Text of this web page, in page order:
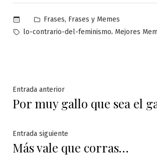
Publicado
en
Frases, Frases y Memes
Etiquetas:
lo-contrario-del-feminismo, Mejores
Navegación
de
entradas
Entrada anteriorEntrada
anterior:
Por muy gallo que sea el
Entrada siguiente
siguiente:
Más vale que corras…